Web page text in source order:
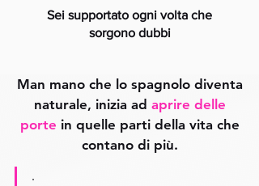
Sei supportato ogni volta che
sorgono dubbi
Man mano che lo spagnolo diventa
naturale, inizia ad aprire delle
porte in quelle parti della vita che
contano di più.